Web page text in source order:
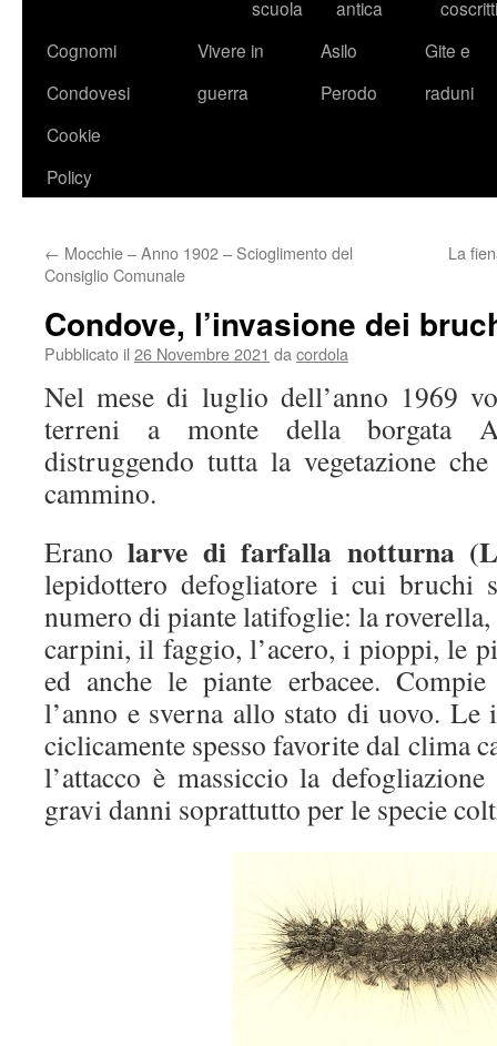
scuola
antica
coscritti
Cognomi
Condovesi
Vivere in
guerra
Asilo
Perodo
Gite e
raduni
Cookie
Policy
← Mocchie – Anno 1902 – Scioglimento del
Consiglio Comunale
La
Condove, l’invasione dei
Pubblicato il 26 Novembre 2021 da cordola
Nel mese di luglio dell’anno 1969
terreni a monte della borgata
distruggendo tutta la vegetazione
cammino.
Erano larve di farfalla notturna
lepidottero defogliatore i cui bruchi
numero di piante latifoglie: la
carpini, il faggio, l’acero, i pioppi, le
ed anche le piante erbacee.
l’anno e sverna allo stato di uovo.
ciclicamente spesso favorite dal clima
l’attacco è massiccio la
gravi danni soprattutto per le specie